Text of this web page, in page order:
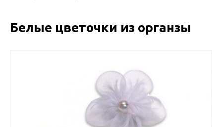
Белые цветочки из органзы